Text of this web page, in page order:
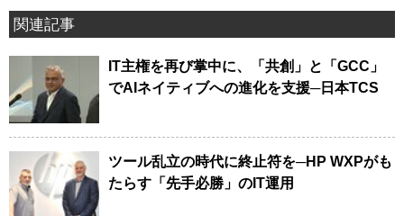
関連記事
IT主権を再び掌中に、「共創」と「GCC」
でAIネイティブへの進化を支援─日本TCS
ツール乱立の時代に終止符を─HP WXPがも
たらす「先手必勝」のIT運用